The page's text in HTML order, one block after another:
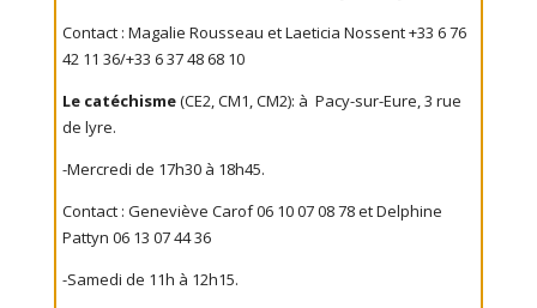
Contact : Magalie Rousseau et Laeticia Nossent +33 6 76
42 11 36/+33 6 37 48 68 10
Le catéchisme(CE2, CM1, CM2): à Pacy-sur-Eure, 3 rue
de lyre.
-Mercredi de 17h30 à 18h45.
Contact : Geneviève Carof 06 10 07 08 78 et Delphine
Pattyn 06 13 07 44 36
-Samedi de 11h à 12h15.